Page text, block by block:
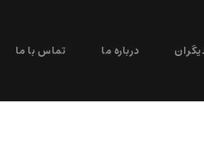
درباره ما تماس با ما